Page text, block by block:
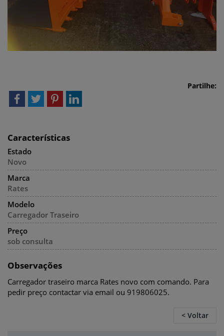
Partilhe:
Características
Estado
Novo
Marca
Rates
Modelo
Carregador Traseiro
Preço
sob consulta
Observações
Carregador traseiro marca Rates novo com comando. Para
pedir preço contactar via email ou 919806025.
< Voltar